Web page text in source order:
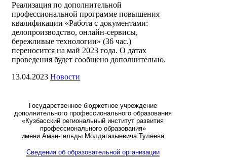
Реализация по дополнительной
профессиональной программе повышения
квалификации «Работа с документами:
делопроизводство, онлайн-сервисы,
бережливые технологии» (36 час.)
переносится на май 2023 года. О датах
проведения будет сообщено дополнительно.
13.04.2023 Новости
Государственное бюджетное учреждение
дополнительного профессионального образования
«Кузбасский региональный институт развития
профессионального образования»
имени Аман-гельды Молдагазыевича Тулеева
Сведения об образовательной организации